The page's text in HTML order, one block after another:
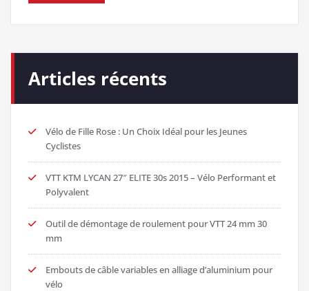
Articles récents
Vélo de Fille Rose : Un Choix Idéal pour les Jeunes
Cyclistes
VTT KTM LYCAN 27″ ELITE 30s 2015 – Vélo Performant et
Polyvalent
Outil de démontage de roulement pour VTT 24 mm 30
mm
Embouts de câble variables en alliage d’aluminium pour
vélo